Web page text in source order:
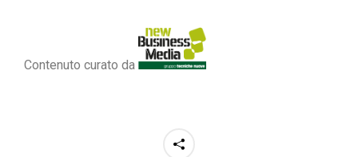
Contenuto curato da